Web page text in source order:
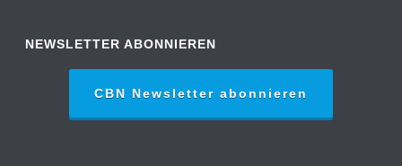
NEWSLETTER ABONNIEREN
CBN Newsletter abonnieren